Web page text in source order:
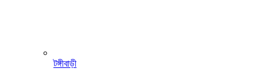
টঙ্গীবাড়ী